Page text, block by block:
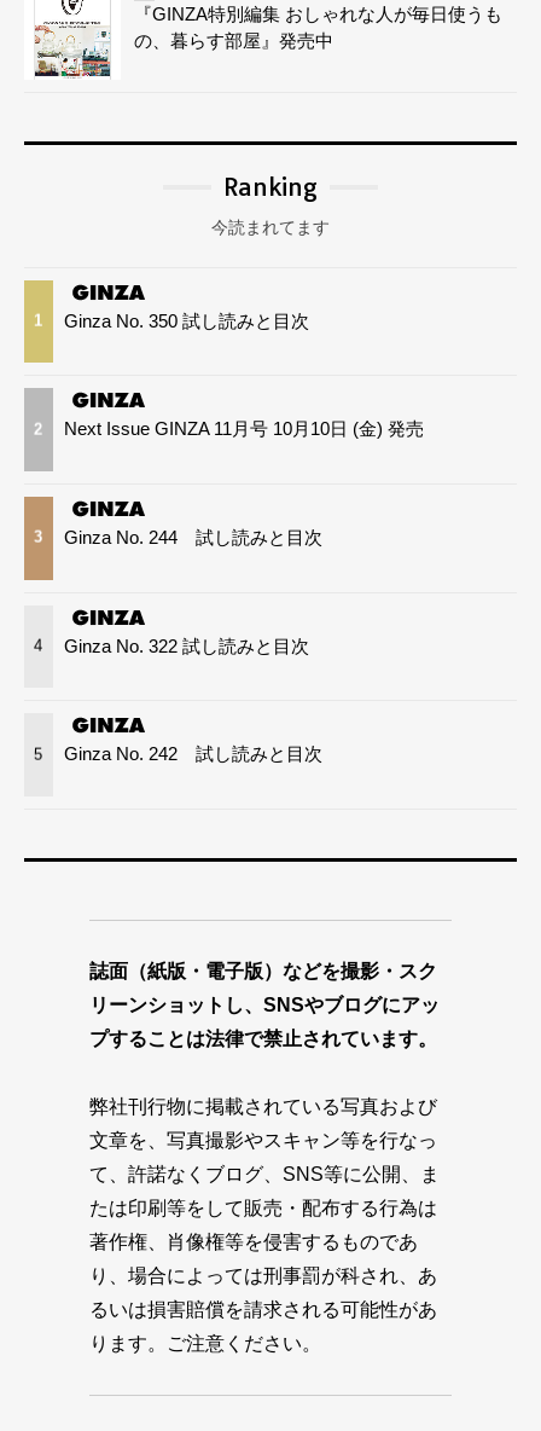
『GINZA特別編集 おしゃれな人が毎日使うも
の、暮らす部屋』発売中
Ranking
今読まれてます
1 Ginza No. 350 試し読みと目次
2 Next Issue GINZA 11月号 10月10日 (金) 発売
3 Ginza No. 244 試し読みと目次
4 Ginza No. 322 試し読みと目次
5 Ginza No. 242 試し読みと目次
誌面（紙版・電子版）などを撮影・スク
リーンショットし、SNSやブログにアッ
プすることは法律で禁止されています。
弊社刊行物に掲載されている写真および
文章を、写真撮影やスキャン等を行なっ
て、許諾なくブログ、SNS等に公開、ま
たは印刷等をして販売・配布する行為は
著作権、肖像権等を侵害するものであ
り、場合によっては刑事罰が科され、あ
るいは損害賠償を請求される可能性があ
ります。ご注意ください。